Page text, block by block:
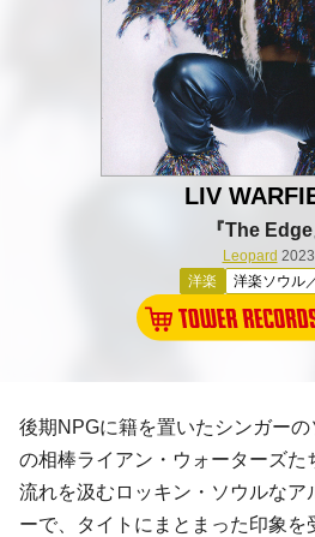
LIV
『The Edge
Leopard 2023
洋楽
洋楽ソウル
後期NPGに籍を置いたシンガー
の相棒ライアン・ウォーターズた
流れを汲むロッキン・ソウルなア
ーで、タイトにまとまった印象を